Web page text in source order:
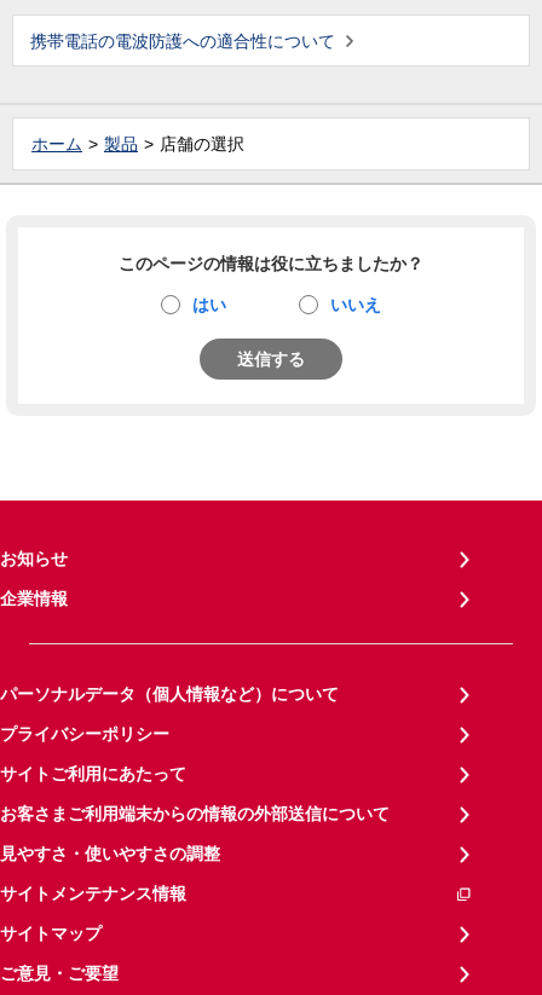
携帯電話の電波防護への適合性について
ホーム 製品 店舗の選択
このページの情報は役に立ちましたか？
はい いいえ
送信する
お知らせ
企業情報
パーソナルデータ（個人情報など）について
プライバシーポリシー
サイトご利用にあたって
お客さまご利用端末からの情報の外部送信について
見やすさ・使いやすさの調整
サイトメンテナンス情報
サイトマップ
ご意見・ご要望